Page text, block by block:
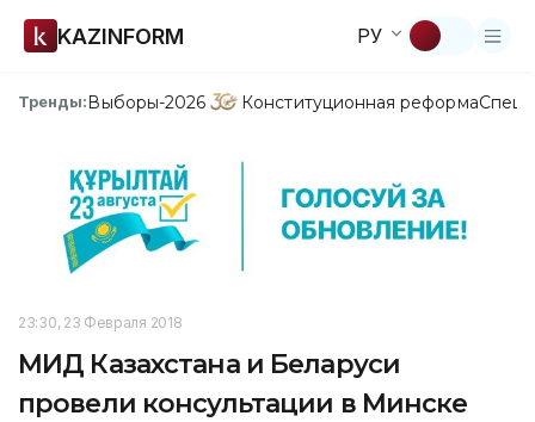
KAZINFORM РУ
Тренды:Выборы-2026 Конституционная реформа
23:30, 23 Февраля 2018
МИД Казахстана и Беларуси
провели консультации в Минске